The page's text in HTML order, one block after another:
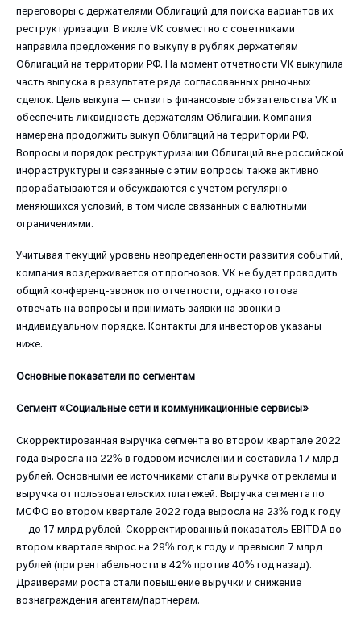
переговоры с держателями Облигаций для поиска вариантов их
реструктуризации. В июле VK совместно с советниками
направила предложения по выкупу в рублях держателям
Облигаций на территории РФ. На момент отчетности VK выкупила
часть выпуска в результате ряда согласованных рыночных
сделок. Цель выкупа — снизить финансовые обязательства VK и
обеспечить ликвидность держателям Облигаций. Компания
намерена продолжить выкуп Облигаций на территории РФ.
Вопросы и порядок реструктуризации Облигаций вне российской
инфраструктуры и связанные с этим вопросы также активно
прорабатываются и обсуждаются с учетом регулярно
меняющихся условий, в том числе связанных с валютными
ограничениями.
Учитывая текущий уровень неопределенности развития событий,
компания воздерживается от прогнозов. VK не будет проводить
общий конференц-звонок по отчетности, однако готова
отвечать на вопросы и принимать заявки на звонки в
индивидуальном порядке. Контакты для инвесторов указаны
ниже.
Основные показатели по сегментам
Сегмент «Социальные сети и коммуникационные сервисы»
Скорректированная выручка сегмента во втором квартале 2022
года выросла на 22% в годовом исчислении и составила 17 млрд
рублей. Основными ее источниками стали выручка от рекламы и
выручка от пользовательских платежей. Выручка сегмента по
МСФО во втором квартале 2022 года выросла на 23% год к году
— до 17 млрд рублей. Скорректированный показатель EBITDA во
втором квартале вырос на 29% год к году и превысил 7 млрд
рублей (при рентабельности в 42% против 40% год назад).
Драйверами роста стали повышение выручки и снижение
вознаграждения агентам/партнерам.